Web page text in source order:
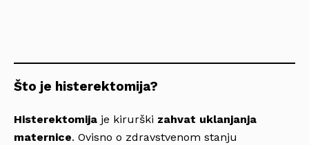
Što je histerektomija?
Histerektomija je kirurški zahvat uklanjanja
maternice. Ovisno o zdravstvenom stanju